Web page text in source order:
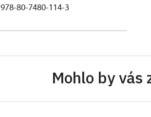
978-80-7480-114-3
Mohlo by vás